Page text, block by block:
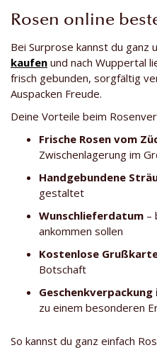
Rosen online
Bei Surprose kannst du ganz
kaufen und nach Wuppertal
frisch gebunden, sorgfältig
Auspacken Freude.
Deine Vorteile beim
Frische Rosen vom
Zwischenlagerung im
Handgebundene
gestaltet
Wunschlieferdatum –
ankommen sollen
Kostenlose
Botschaft
Geschenkverpackung
zu einem besonderen
So kannst du ganz einfach